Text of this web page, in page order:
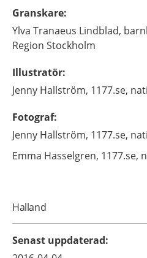
Granskare:
Ylva Tranaeus Lindblad,
Region Stockholm
Illustratör:
Jenny Hallström, 1177.se,
Fotograf:
Jenny Hallström, 1177.se,
Emma Hasselgren, 1177.se,
Halland
Senast uppdaterad: